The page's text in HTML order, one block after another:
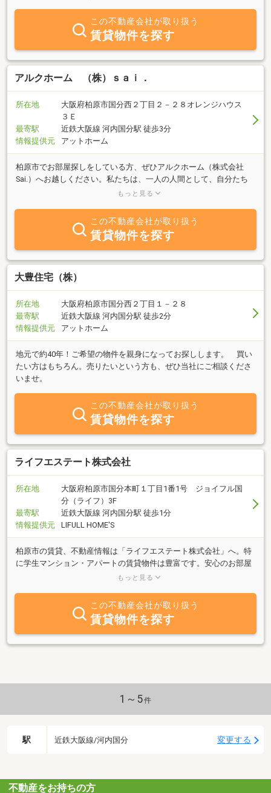
この不動産会社が取り扱う
賃貸物件を探す
アルクホーム （株）ｓａｉ．
所在地
大阪府柏原市国分西２丁目２－２８オレンジハウス
３Ｅ
最寄駅
近鉄大阪線 河内国分駅 徒歩3分
情報提供元
アットホーム
柏原市でお部屋探しをしている方、ぜひアルクホーム（株式会社
Sai.）へお越しください。私たちは、一人の人間として、自分たち
がしてもらって嬉しいことをお客様に対して実行し、自分たちがさ
のお部屋探しをサポートいたします。アルクホームには、ご契約を
いただいた後もお客様が差し入れをもって遊びに来て下さったり、
季節のイベントに誘ってくださったりします。一人の営業マンとし
て、そして一人の人間としてお客様と向き合っているからこそだと
信じています。まだまだ若い会社ではありますが、誠実さだけはど
の会社にも負けない自信があります！ぜひどのようなことでもお気
もっと見る
この不動産会社が取り扱う
賃貸物件を探す
大豊住宅（株）
所在地
大阪府柏原市国分西２丁目１－２８
最寄駅
近鉄大阪線 河内国分駅 徒歩2分
情報提供元
アットホーム
地元で約40年！ご希望の物件を親身になってお探しします。 買い
たい方はもちろん。売りたいという方も、ぜひ当社にご相談くださ
いませ。
この不動産会社が取り扱う
賃貸物件を探す
ライフエステート株式会社
所在地
大阪府柏原市国分本町１丁目1番1号 ジョイフル国
分（ライフ）3F
最寄駅
近鉄大阪線 河内国分駅 徒歩1分
情報提供元
LIFULL HOME'S
柏原市の賃貸、不動産情報は「ライフエステート株式会社」へ。特
に学生マンション・アパートの賃貸物件は豊富です。安心のお部屋
探しのお手伝いは地元業者のライフエステート株式会社にお任せ下
もっと見る
この不動産会社が取り扱う
賃貸物件を探す
1～5件
駅 近鉄大阪線/河内国分 変更する
不動産をお持ちの方